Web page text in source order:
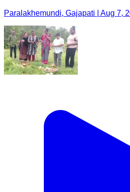
Paralakhemundi, Gajapati | Aug 7,